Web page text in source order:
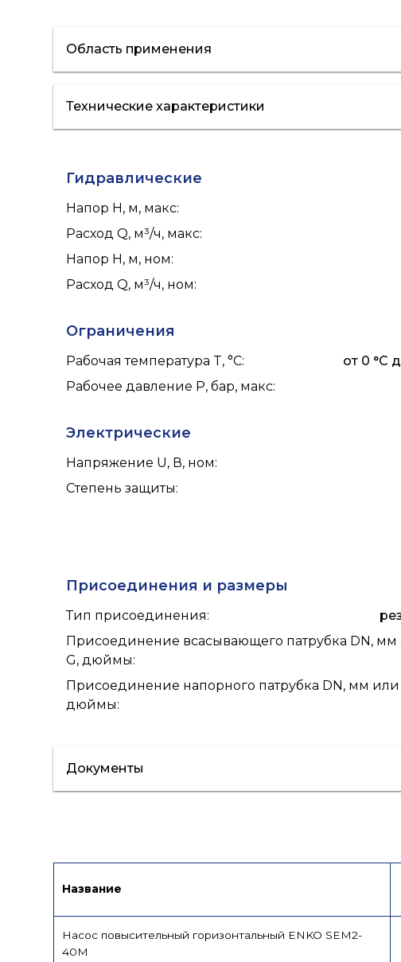
Область применения
отопление
полив
Технические характеристики
Гидравлические
Напор H, м, макс:
Расход Q, м³/ч, макс:
Напор H, м, ном:
Расход Q, м³/ч, ном:
Ограничения
Рабочая температура T, °C:
от 0 °С
Рабочее давление P, бар, макс:
Электрические
Напряжение U, В, ном:
Степень защиты:
Присоединения и размеры
Тип присоединения:
Присоединение всасывающего патрубка DN, мм
G, дюймы:
Присоединение напорного патрубка DN, мм или
дюймы:
Документы
Название
Насос повысительный горизонтальный ENKO SEM2-
40M